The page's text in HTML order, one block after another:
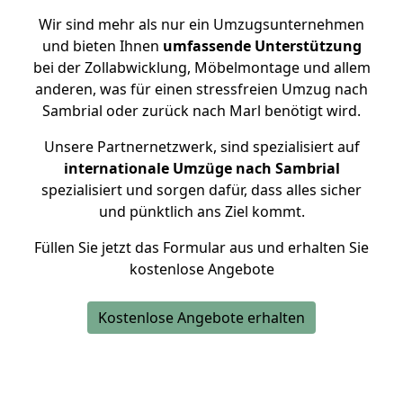
Wir sind mehr als nur ein Umzugsunternehmen
und bieten Ihnen umfassende Unterstützung
bei der Zollabwicklung, Möbelmontage und allem
anderen, was für einen stressfreien Umzug nach
Sambrial oder zurück nach Marl benötigt wird.
Unsere Partnernetzwerk, sind spezialisiert auf
internationale Umzüge nach Sambrial
spezialisiert und sorgen dafür, dass alles sicher
und pünktlich ans Ziel kommt.
Füllen Sie jetzt das Formular aus und erhalten Sie
kostenlose Angebote
Kostenlose Angebote erhalten